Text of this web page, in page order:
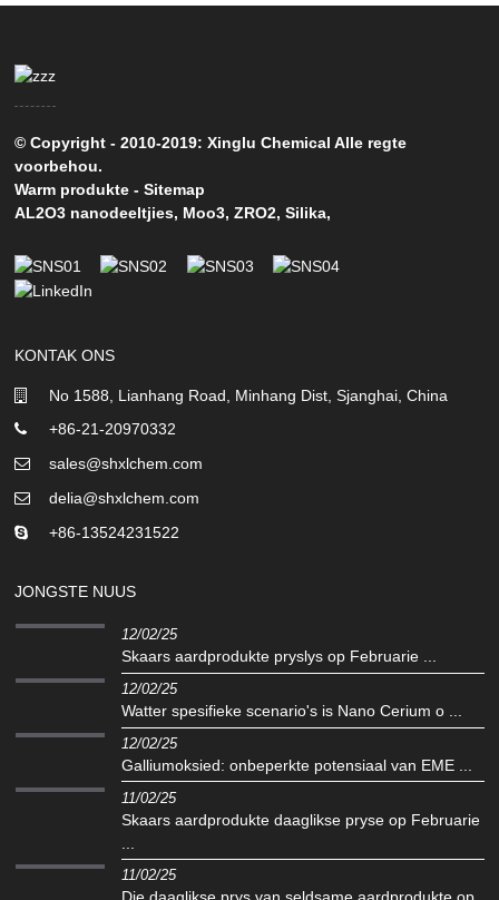
© Copyright - 2010-2019: Xinglu Chemical Alle regte
voorbehou.
Warm produkte -Sitemap
AL2O3 nanodeeltjies, Moo3,ZRO2,Silika,
KONTAK ONS
No 1588, Lianhang Road, Minhang Dist, Sjanghai, China
+86-21-20970332
sales@shxlchem.com
delia@shxlchem.com
+86-13524231522
JONGSTE NUUS
12/02/25
Skaars aardprodukte pryslys op Februarie ...
12/02/25
Watter spesifieke scenario's is Nano Cerium o ...
12/02/25
Galliumoksied: onbeperkte potensiaal van EME ...
11/02/25
Skaars aardprodukte daaglikse pryse op Februarie
11/02/25